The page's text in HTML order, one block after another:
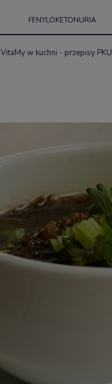
FENYLOKETONURIA
VitaMy w kuchni - przepisy PKU